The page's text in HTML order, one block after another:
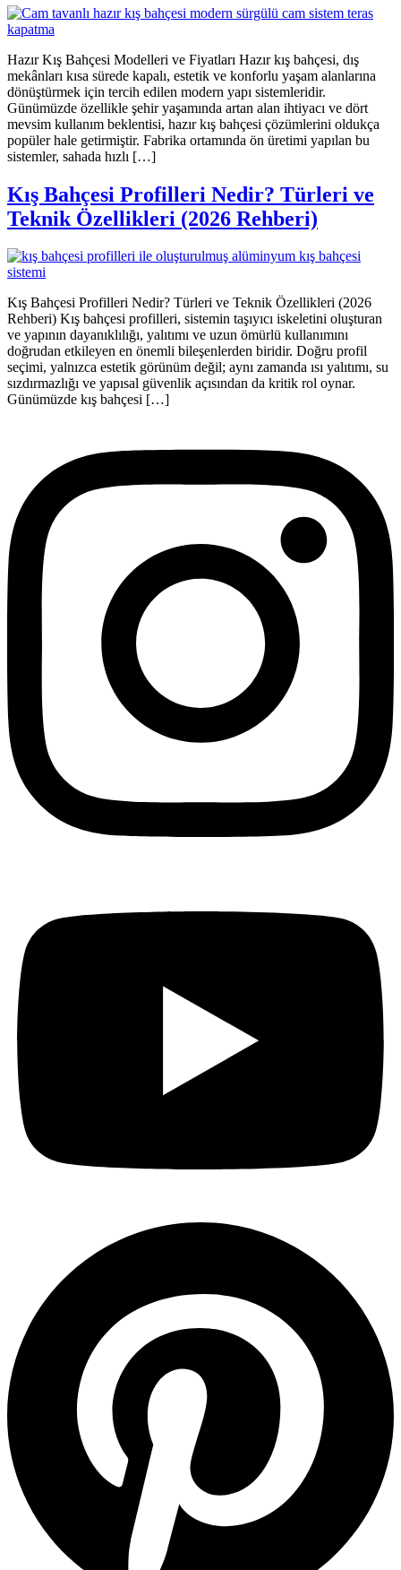
Hazır Kış Bahçesi Modelleri ve Fiyatları Hazır kış bahçesi, dış
mekânları kısa sürede kapalı, estetik ve konforlu yaşam alanlarına
dönüştürmek için tercih edilen modern yapı sistemleridir.
Günümüzde özellikle şehir yaşamında artan alan ihtiyacı ve dört
mevsim kullanım beklentisi, hazır kış bahçesi çözümlerini oldukça
popüler hale getirmiştir. Fabrika ortamında ön üretimi yapılan bu
sistemler, sahada hızlı […]
Kış Bahçesi Profilleri Nedir? Türleri ve
Teknik Özellikleri (2026 Rehberi)
Kış Bahçesi Profilleri Nedir? Türleri ve Teknik Özellikleri (2026
Rehberi) Kış bahçesi profilleri, sistemin taşıyıcı iskeletini oluşturan
ve yapının dayanıklılığı, yalıtımı ve uzun ömürlü kullanımını
doğrudan etkileyen en önemli bileşenlerden biridir. Doğru profil
seçimi, yalnızca estetik görünüm değil; aynı zamanda ısı yalıtımı, su
sızdırmazlığı ve yapısal güvenlik açısından da kritik rol oynar.
Günümüzde kış bahçesi […]